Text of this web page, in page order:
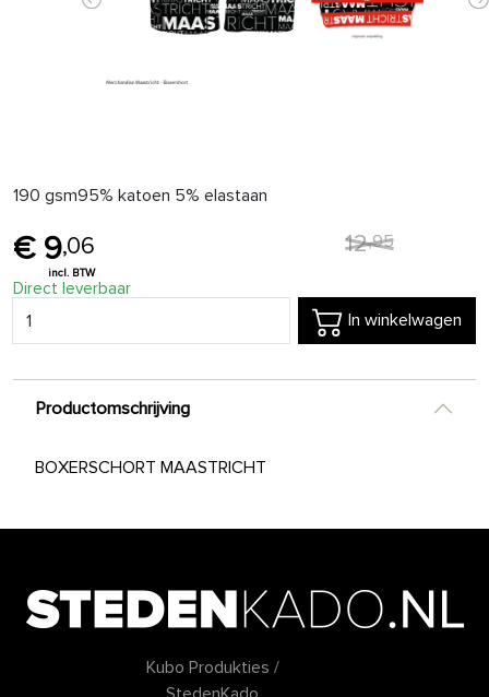
Previous
190 gsm95% katoen 5% elastaan
9,06 12,95
Direct leverbaar
In winkelwagen
Productomschrijving
BOXERSCHORT MAASTRICHT
Kubo Produkties /